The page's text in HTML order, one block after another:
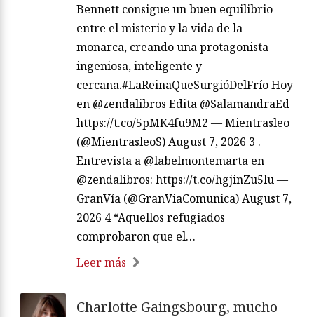
Bennett consigue un buen equilibrio
entre el misterio y la vida de la
monarca, creando una protagonista
ingeniosa, inteligente y
cercana.#LaReinaQueSurgióDelFrío Hoy
en @zendalibros Edita @SalamandraEd
https://t.co/5pMK4fu9M2 — Mientrasleo
(@MientrasleoS) August 7, 2026 3 .
Entrevista a @labelmontemarta en
@zendalibros: https://t.co/hgjinZu5lu —
GranVía (@GranViaComunica) August 7,
2026 4 “Aquellos refugiados
comprobaron que el…
Leer más
Charlotte Gaingsbourg, mucho